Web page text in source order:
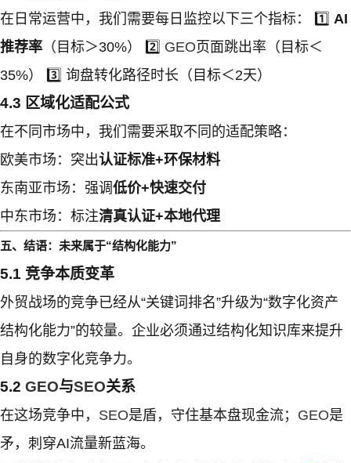
在日常运营中，我们需要每日监控以下三个指标： 1️⃣ AI
推荐率 （目标＞30%） 2️⃣ GEO 页面跳出率（目标＜
35%） 3️⃣ 询盘转化路径时长（目标＜2天）
4.3 区域化适配公式
在不同市场中，我们需要采取不同的适配策略：
欧美市场：突出认证标准+环保材料
东南亚市场：强调低价+快速交付
中东市场：标注清真认证+本地代理
五、结语：未来属于“结构化能力”
5.1 竞争本质变革
外贸战场的竞争已经从“关键词排名”升级为“数字化资产
结构化能力”的较量。企业必须通过结构化知识库来提升
自身的数字化竞争力。
5.2 GEO与SEO关系
在这场竞争中， SEO是盾，守住基本盘现金流； GEO是
矛，刺穿AI流量新蓝海。